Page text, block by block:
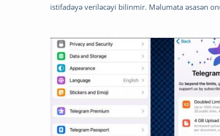
istifadəyə veriləcəyi bilinmir. Məlumata əsasən